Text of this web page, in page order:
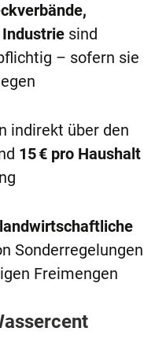
Industrie sind
– sofern sie
indirekt über den
15 € pro Haushalt
Sonderregelungen
Freimengen